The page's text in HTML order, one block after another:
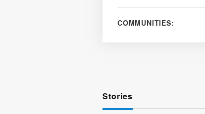
COMMUNITIES:
Stories